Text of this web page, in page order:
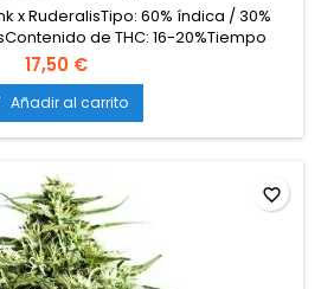
x RuderalisTipo: 60% índica / 30%
de THC: 16-20%Tiempo
9-10 semanasProducción en
en exterior: 60-120
cm en interior; hasta 120 cm en
Dulces, terrosos y especiados,
con...
17,50 €
Añadir al carrito
favorite_border